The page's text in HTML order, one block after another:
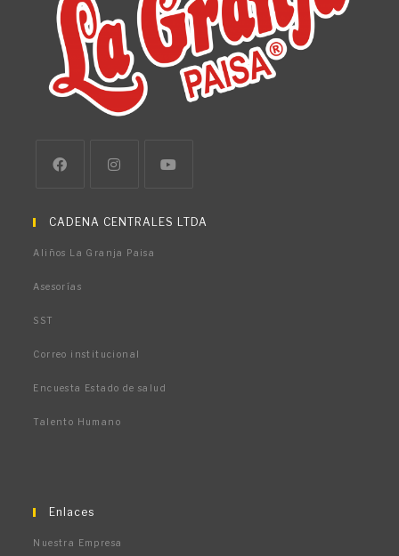
CADENA CENTRALES LTDA
Aliños La Granja Paisa
Asesorías
SST
Correo institucional
Encuesta Estado de salud
Talento Humano
Enlaces
Nuestra Empresa